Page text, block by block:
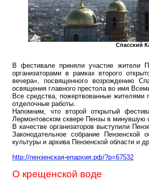
Спасский
В фестивале приняли участие жители
организаторами в рамках второго
вечера», посвященного возрождению
освящения главного престола во имя
Все средства, пожертвованные жителями
отделочные работы.
Напомним, что второй открытый
Лермонтовском сквере Пензы в минувшую
В качестве организаторов выступили
Законодательное собрание Пензенской
культуры и архива Пензенской области и
http://пензенская-епархия.рф/?p=67532
О крещенской воде